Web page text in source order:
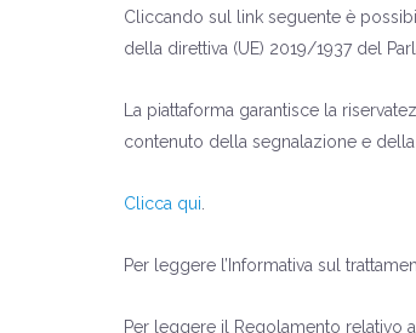
Cliccando sul link seguente è
della direttiva (UE) 2019/1937 del
La piattaforma garantisce la
contenuto della segnalazione e
Clicca qui
Per leggere l’Informativa sul
Per leggere il Regolamento relativo